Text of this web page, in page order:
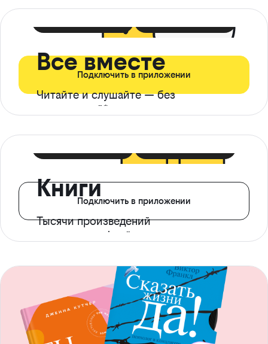
Все вместе
Читайте и слушайте — без
ограничений*
Подключить в приложении
Книги
Тысячи произведений
с доступом офлайн
Подключить в приложении